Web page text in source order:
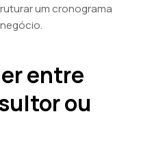
um cronograma
entre
ou